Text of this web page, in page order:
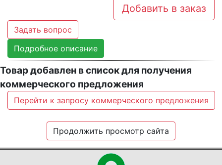
Добавить в заказ
Задать вопрос
Подробное описание
Товар добавлен в список для получения
коммерческого предложения
Перейти к запросу коммерческого предложения
Продолжить просмотр сайта